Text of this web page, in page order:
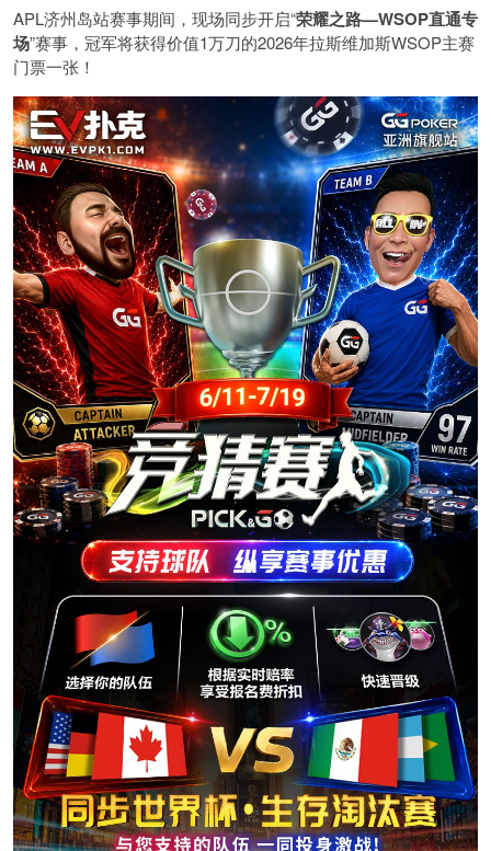
APL济州岛站赛事期间，现场同步开启“荣耀之路—WSOP直通专
场”赛事，冠军将获得价值1万刀的2026年拉斯维加斯WSOP主赛
门票一张！